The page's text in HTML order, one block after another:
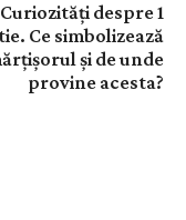
Curiozități despre 1
Ce simbolizează
și de unde
provine acesta?